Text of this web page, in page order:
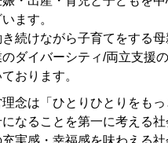
ます。
続けながら子育てをする
ダイバーシティ/両立支援
おります。
理念は「ひとりひとりをも
になることを第一に考える
充実感・幸福感を味わえる